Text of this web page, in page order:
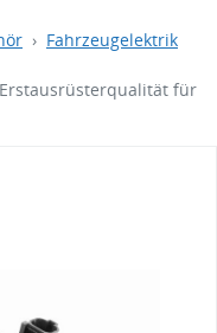
Fahrzeugelektrik
Erstausrüsterqualität für